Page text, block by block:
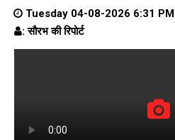
Tuesday 04-08-2026 6:31 PM
: सौरभ की रिपोर्ट